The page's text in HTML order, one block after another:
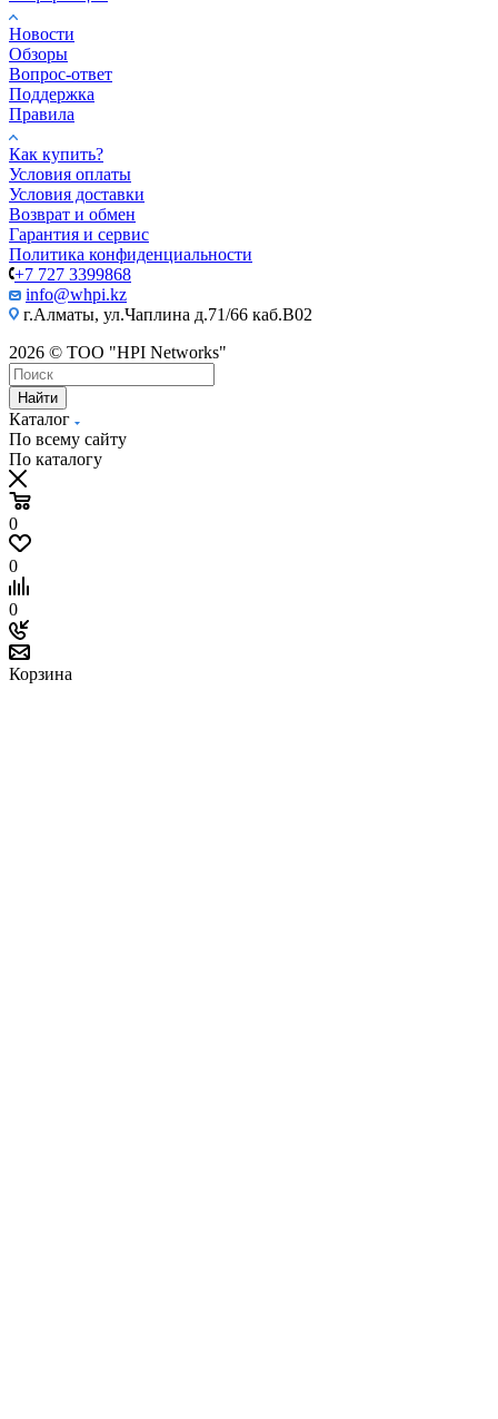
Новости
Обзоры
Вопрос-ответ
Поддержка
Правила
Как купить?
Условия оплаты
Условия доставки
Возврат и обмен
Гарантия и сервис
Политика конфиденциальности
+7 727 3399868
info@whpi.kz
г.Алматы, ул.Чаплина д.71/66 каб.B02
2026 © ТОО "HPI Networks"
Найти
Каталог
По всему сайту
По каталогу
0
0
0
Корзина